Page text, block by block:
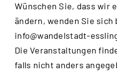
Wünschen Sie, dass wir
ändern, wenden Sie sich
info@wandelstadt-
Die Veranstaltungen
falls nicht anders